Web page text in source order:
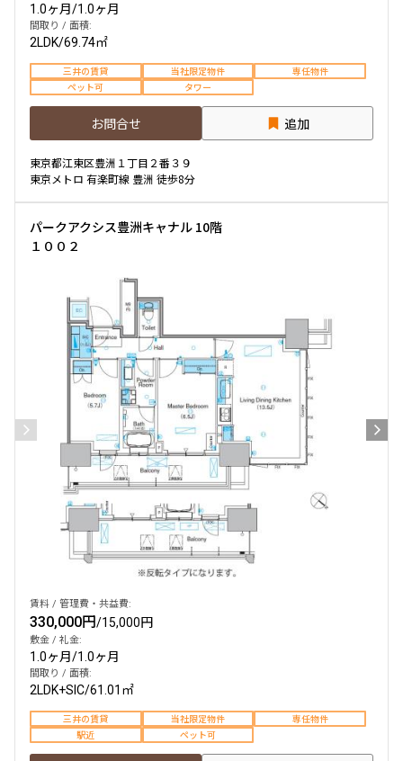
1.0ヶ月/1.0ヶ月
間取り / 面積:
2LDK/69.74㎡
三井の賃貸 当社限定物件
専任物件
ペット可
タワー
お問合せ 追加
東京都江東区豊洲１丁目２番３９
東京メトロ 有楽町線 豊洲 徒歩8分
パークアクシス豊洲キャナル 10階
１００２
賃料 / 管理費・共益費:
330,000円/15,000円
敷金 / 礼金:
1.0ヶ月/1.0ヶ月
間取り / 面積:
2LDK+SIC/61.01㎡
三井の賃貸 当社限定物件
専任物件
駅近
ペット可